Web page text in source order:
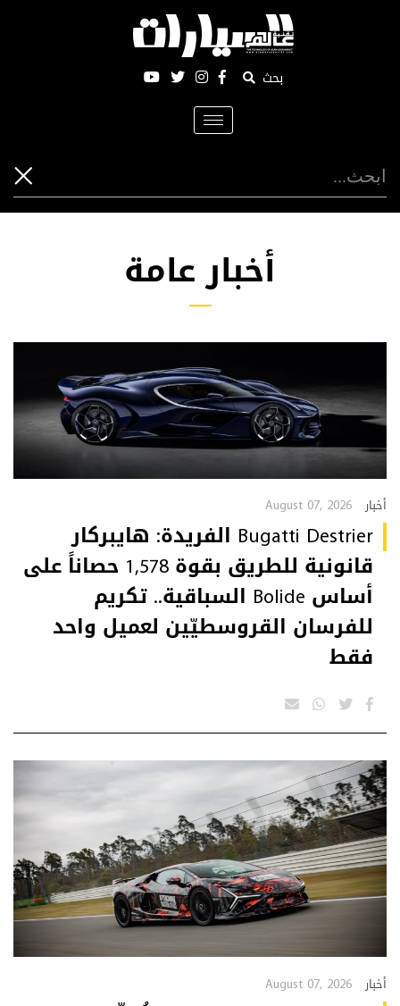
بحث
Toggle
navigation
أخبار عامة
أخبار August 07, 2026
Bugatti Destrier الفريدة: هايبركار
قانونية للطريق بقوة 1,578 حصاناً على
أساس Bolide السباقية.. تكريم
للفرسان القروسطيّين لعميل واحد
فقط
أخبار August 07, 2026